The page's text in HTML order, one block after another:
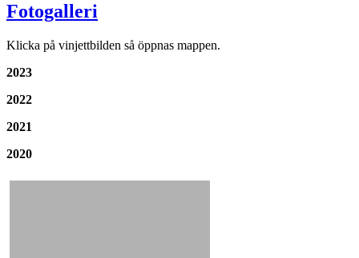
Fotogalleri
Klicka på vinjettbilden så öppnas mappen.
2023
2022
2021
2020